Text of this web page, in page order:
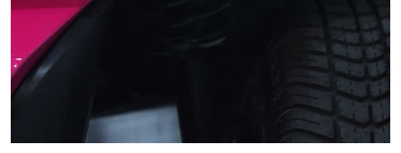
เบาะนุ่มหรูหรา มีหลายแบบให้เลือก
เบาะนุ่ม หรูหรานั่งสบาย มีหลายแบบให้เลือก ไม่ว่าจะเป็นแบบ Lux I ,
Sport I , Sport II ใครได้สัมผัสเป็นอันประทับใจ